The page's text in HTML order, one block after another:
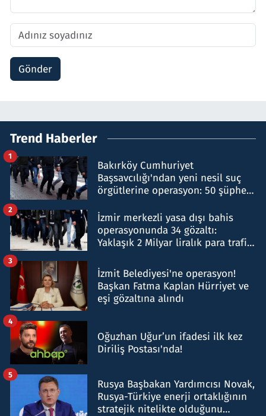
Gönder
Trend Haberler
Bakırköy Cumhuriyet
Başsavcılığı'ndan yeni nesil suç
örgütlerine operasyon: 50 şüpheli
1
İzmir merkezli yasa dışı bahis
operasyonunda 34 gözaltı:
Yaklaşık 2 Milyar liralık para trafiği
2
İzmit Belediyesi'ne operasyon!
Başkan Fatma Kaplan Hürriyet ve
eşi gözaltına alındı
3
Oğuzhan Uğur’un ifadesi ilk kez
Diriliş Postası'nda!
4
Rusya Başbakan Yardımcısı Novak,
Rusya-Türkiye enerji ortaklığının
stratejik nitelikte olduğunu
5